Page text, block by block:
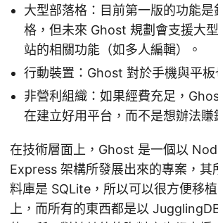
大型部落格：目前第一版的功能
格，但未來 Ghost 規劃會支援大
站的相關功能（如多人編輯）。
行動裝置：Ghost 對於手機與平板
非營利組織：如果經費充足，
在建立好用平台，而不是想辦法賺
在技術層面上，Ghost 是一個以
Express 架構所發展出來的專案，其
料庫是 SQLite，所以可以很方便移
上，而所有的東西都是以